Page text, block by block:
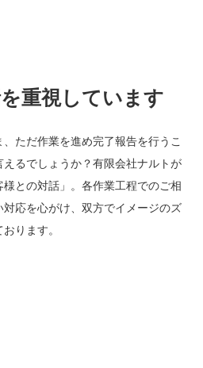
重視しています
ただ作業を進め完了報告を行うこ
るでしょうか？有限会社ナルトが
との対話」。各作業工程でのご相
応を心がけ、双方でイメージのズ
ります。